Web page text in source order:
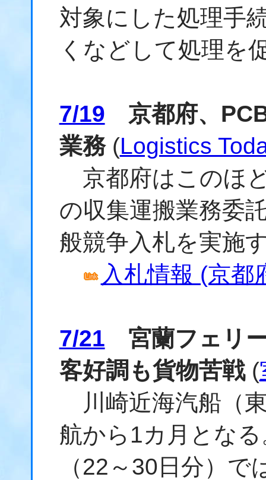
対象にした処理手
くなどして処理を
7/19 京都府、
業務(Logistics
京都府はこのほ
の収集運搬業務委
般競争入札を実施
入札情報 (京都
7/21 宮蘭フェリ
客好調も貨物苦戦(
川崎近海汽船（
航から1カ月とな
（22～30日分）